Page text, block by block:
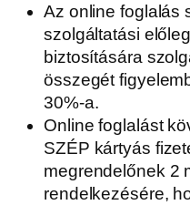
Az online foglalás
szolgáltatási
biztosítására
összegét
30%-a.
Online foglalást
SZÉP kártyás
megrendelőnek 2
rendelkezésére,